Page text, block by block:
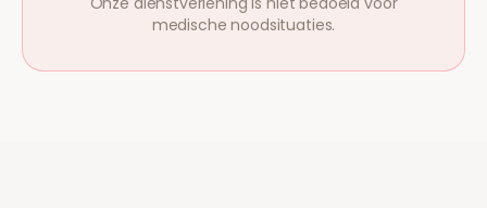
medische noodsituaties.